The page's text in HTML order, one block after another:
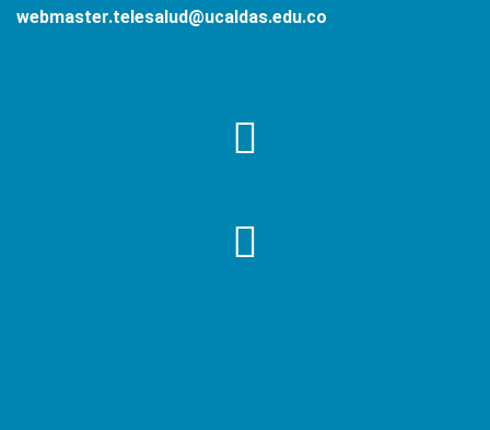
webmaster.telesalud@ucaldas.edu.co